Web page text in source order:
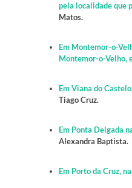
pela localidade que
Matos.
Em Montemor-o-
Montemor-o-Velho,
Em Viana do
Tiago Cruz.
Em Ponta Delgada
Alexandra Baptista.
Em Porto da Cruz,